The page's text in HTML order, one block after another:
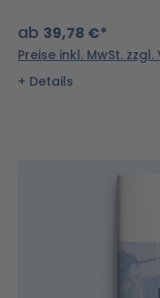
ab 39,78 €*
Preise inkl. MwSt.
Details